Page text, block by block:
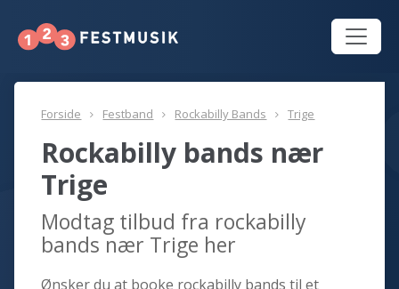
Forside Festband Rockabilly Bands Trige
Rockabilly bands nær
Trige
Modtag tilbud fra rockabilly
bands nær Trige her
Ønsker du at booke rockabilly bands til et